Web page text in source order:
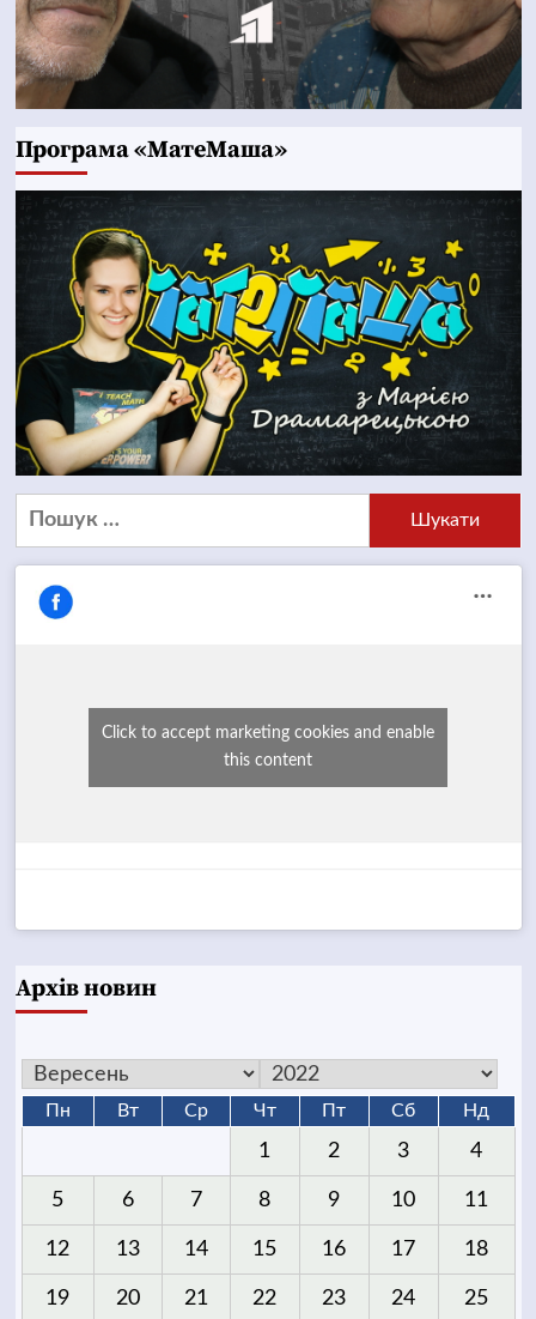
Програма «МатеМаша»
Пошук:
Click to accept marketing cookies and enable
this content
Архів новин
Пн Вт Ср Чт Пт Сб Нд
1 2 3 4
5 6 7 8 9 10 11
12 13 14 15 16 17 18
19 20 21 22 23 24 25